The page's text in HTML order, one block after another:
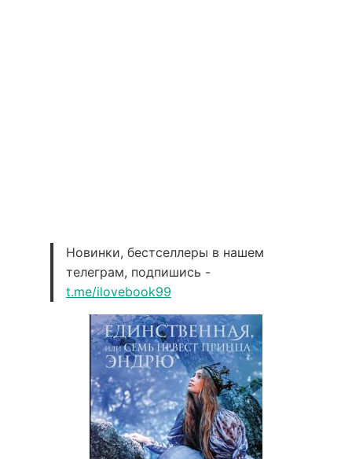
Новинки, бестселлеры в нашем
телеграм, подпишись -
t.me/ilovebook99